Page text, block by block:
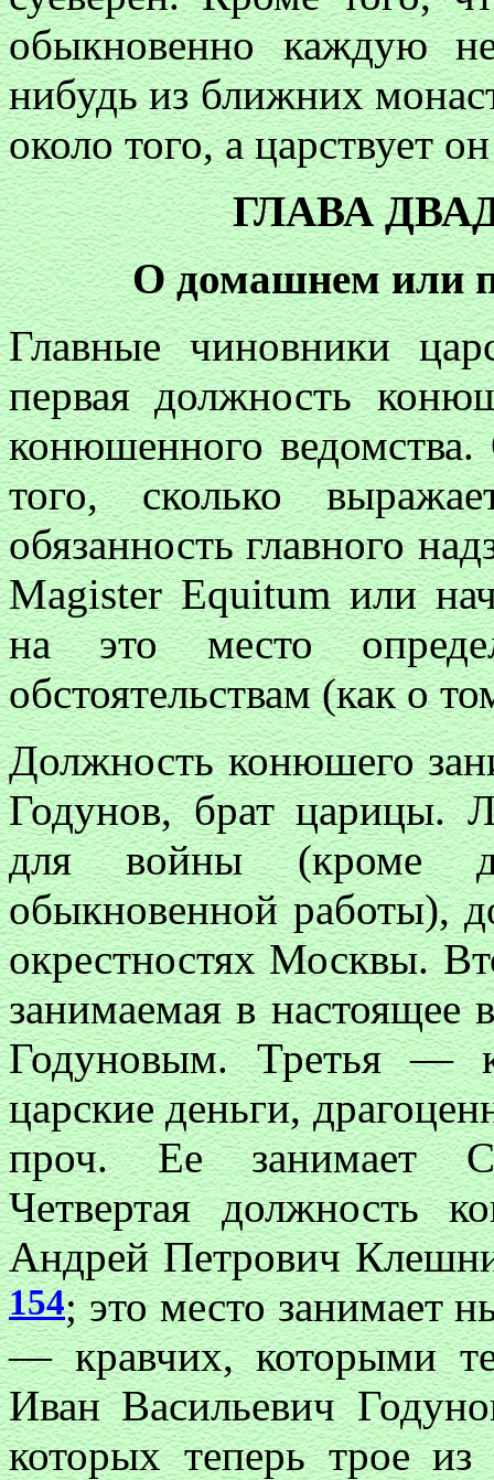
обыкновенно каждую
нибудь из ближних
около того, а царствует
ГЛАВА
О домашнем или
Главные чиновники
первая должность
конюшенного ведомства.
того, сколько
обязанность главного
Magister Equitumили
на это место
обстоятельствам (как о
Должность конюшего
Годунов, брат царицы.
для войны (кроме
обыкновенной работы),
окрестностях Москвы.
занимаемая в настоящее
Годуновым. Третья —
царские деньги,
проч. Ее занимает
Четвертая должность
Андрей Петрович
154; это место занимает
— кравчих, которыми
Иван Васильевич
которых теперь трое